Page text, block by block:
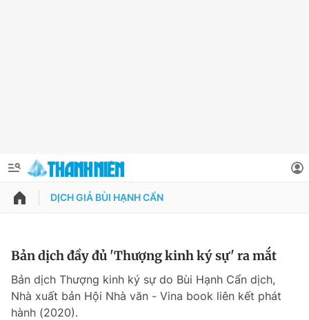
QUẢNG CÁO ĐẶT BÁO
Chuyên mục
Thông tin tài khoản
Đổi mật khẩu
Tin đã lưu
DỊCH GIẢ BÙI HẠNH CẨN
Bản dịch đầy đủ 'Thượng kinh ký sự' ra mắt
Bản dịch Thượng kinh ký sự do Bùi Hạnh Cẩn dịch,
Nhà xuất bản Hội Nhà văn - Vina book liên kết phát
hành (2020).